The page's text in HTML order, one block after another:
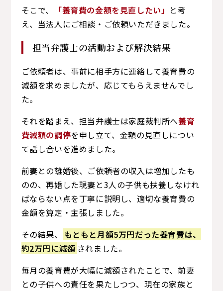
そこで、
「養育費の金額を見直したい」 と考
え、当法人にご相談・ご依頼いただきました。
担当弁護士の活動および解決結果
ご依頼者は、事前に相手方に連絡して養育費の
減額を求めましたが、応じてもらえませんでし
た。
それを踏まえ、担当弁護士は家庭裁判所へ養育
費減額の調停を申し立て、金額の見直しについ
て話し合いを進めました。
前妻との離婚後、ご依頼者の収入は増加したも
のの、再婚した現妻と3人の子供も扶養しなけれ
ばならない点を丁寧に説明し、適切な養育費の
金額を算定・主張しました。
その結果、
もともと月額5万円だった養育費は、
約2万円に減額 されました。
毎月の養育費が大幅に減額されたことで、前妻
との子供への責任を果たしつつ、現在の家族と